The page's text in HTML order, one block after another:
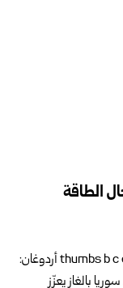
الطاقة